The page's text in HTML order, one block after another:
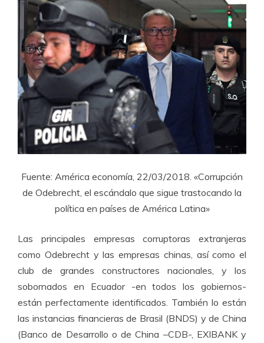
Fuente: América economía, 22/03/2018. «Corrupción
de Odebrecht, el escándalo que sigue trastocando la
política en países de América Latina»
Las principales empresas corruptoras extranjeras
como Odebrecht y las empresas chinas, así como el
club de grandes constructores nacionales, y los
sobornados en Ecuador -en todos los gobiernos-
están perfectamente identificados. También lo están
las instancias financieras de Brasil (BNDS) y de China
(Banco de Desarrollo o de China –CDB-, EXIBANK y